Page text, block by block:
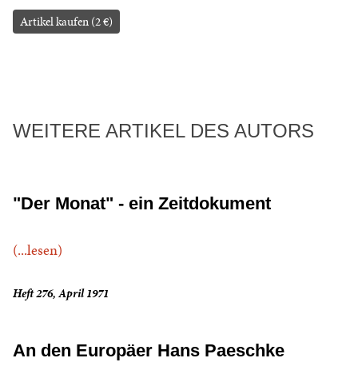
Artikel kaufen (2 €)
WEITERE ARTIKEL DES AUTORS
"Der Monat" - ein Zeitdokument
(...lesen)
Heft 276, April 1971
An den Europäer Hans Paeschke